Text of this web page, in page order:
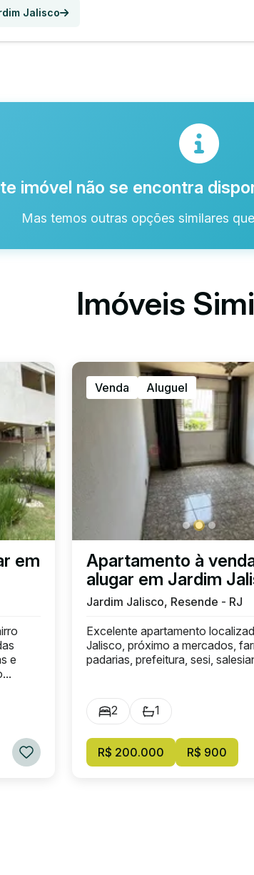
Jalisco
imóvel não se encontra
Mas temos outras opções similares
Imóveis
em
e
Venda Aluguel
Apartamento à
alugar em Jardim
Jardim Jalisco, Resende - RJ
Excelente apartamento
Jalisco, próximo a mercados,
padarias, prefeitura, sesi,
2 1
R$ 200.000 R$ 900